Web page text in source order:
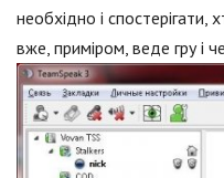
необхідно і
вже, приміром, веде гру і